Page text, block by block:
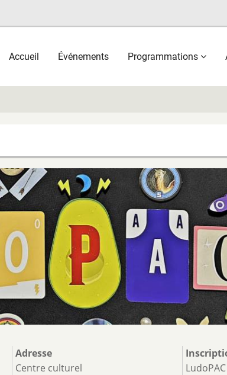
Main
navigation
Accueil Événements Programmations
Adresse
Centre culturel
LudoPAC